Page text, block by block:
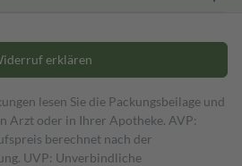
erklären
lesen Sie die Packungsbeilage und
Arzt oder in Ihrer Apotheke. AVP:
berechnet nach der
UVP: Unverbindliche